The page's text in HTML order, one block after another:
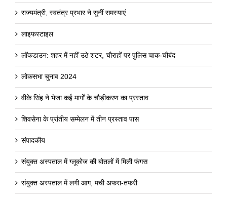
राज्यमंत्री, स्वतंत्र प्रभार ने सुनीं समस्याएं
लाइफस्टाइल
लॉकडाउन: शहर में नहीं उठे शटर, चौराहों पर पुलिस चाक-चौबंद
लोकसभा चुनाव 2024
वीके सिंह ने भेजा कई मार्गों के चौड़ीकरण का प्रस्ताव
शिवसेना के प्रांतीय सम्मेलन में तीन प्रस्ताव पास
संपादकीय
संयुक्त अस्पताल में ग्लूकोज की बोतलों में मिली फंगस
संयुक्त अस्पताल में लगी आग, मची अफरा-तफरी